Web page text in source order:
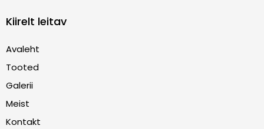
Kiirelt leitav
Avaleht
Tooted
Galerii
Meist
Kontakt